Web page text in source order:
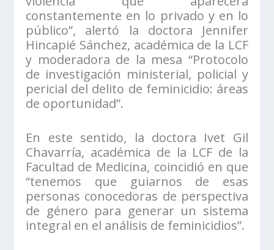
constantemente en lo privado y en lo
público”, alertó la doctora Jennifer
Hincapié Sánchez, académica de la LCF
y moderadora de la mesa “Protocolo
de investigación ministerial, policial y
pericial del delito de feminicidio: áreas
de oportunidad”.
En este sentido, la doctora Ivet Gil
Chavarría, académica de la LCF de la
Facultad de Medicina, coincidió en que
“tenemos que guiarnos de esas
personas conocedoras de perspectiva
de género para generar un sistema
integral en el análisis de feminicidios”.